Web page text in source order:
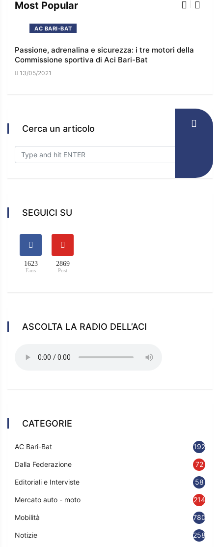
Most Popular
AC BARI-BAT
Passione, adrenalina e sicurezza: i tre motori della
Commissione sportiva di Aci Bari-Bat
13/05/2021
Cerca un articolo
SEGUICI SU
1623
Fans
2869
Post
ASCOLTA LA RADIO DELL’ACI
CATEGORIE
AC Bari-Bat 192
Dalla Federazione 72
Editoriali e Interviste 58
Mercato auto - moto 214
Mobilità 780
Notizie 2583